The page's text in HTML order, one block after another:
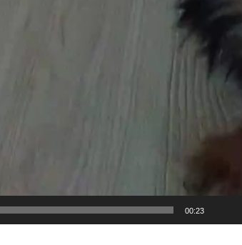
00:23